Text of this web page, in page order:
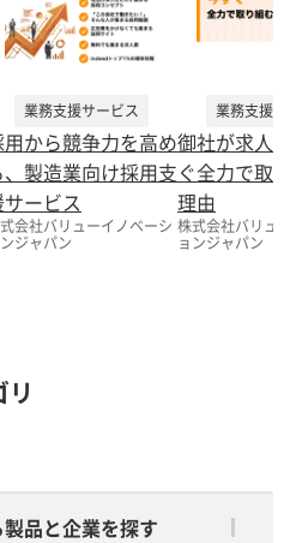
業務支援サービス
から競争力を高め
、製造業向け採用支
ービス
会社バリューイノベーシ
ジャパン
業務支援サ
御社が求人採
ぐ全力で取り
理由
株式会社バリュー
ョンジャパン
品と企業を探す